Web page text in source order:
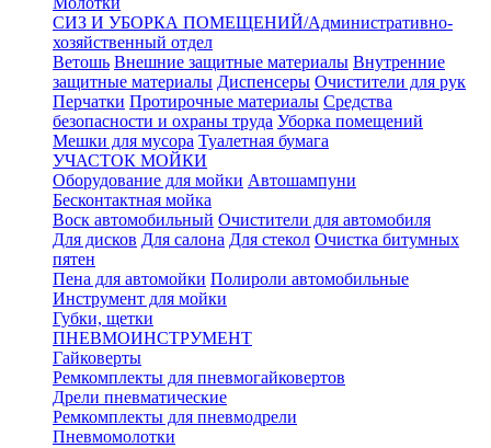
СИЗ И УБОРКА ПОМЕЩЕНИЙ/Административно-
хозяйственный отдел
Ветошь Внешние защитные материалы Внутренние
защитные материалы Диспенсеры Очистители для рук
Перчатки Протирочные материалы Средства
безопасности и охраны труда Уборка помещений
Мешки для мусора Туалетная бумага
УЧАСТОК МОЙКИ
Оборудование для мойки Автошампуни
Бесконтактная мойка
Воск автомобильный Очистители для автомобиля
Для дисков Для салона Для стекол Очистка битумных
пятен
Пена для автомойки Полироли автомобильные
Инструмент для мойки
Губки, щетки
ПНЕВМОИНСТРУМЕНТ
Гайковерты
Ремкомплекты для пневмогайковертов
Дрели пневматические
Ремкомплекты для пневмодрели
Пневмомолотки